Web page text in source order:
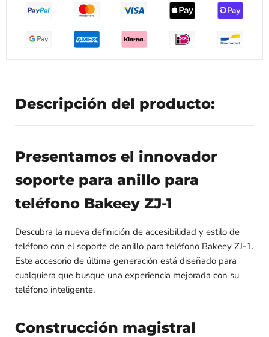
Descripción del producto:
Presentamos el innovador
soporte para anillo para
teléfono Bakeey ZJ-1
Descubra la nueva definición de accesibilidad y estilo de
teléfono con el soporte de anillo para teléfono Bakeey ZJ-1.
Este accesorio de última generación está diseñado para
cualquiera que busque una experiencia mejorada con su
teléfono inteligente.
Construcción magistral